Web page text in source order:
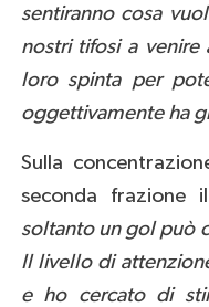
sentiranno cosa
nostri tifosi a venire
loro spinta per
oggettivamente ha
Sulla
seconda frazione
soltanto un gol può
Il livello di
e ho cercato di